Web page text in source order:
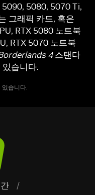
5080, 5070 Ti,
그래픽 카드, 혹은
RTX 5080 노트북
RTX 5070 노트북
4스탠다
습니다.
습니다.
/